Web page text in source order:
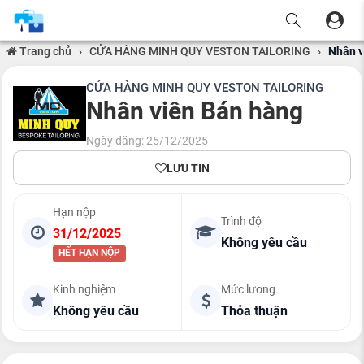
Trang chủ › CỬA HÀNG MINH QUY VESTON TAILORING › Nhân
CỬA HÀNG MINH QUY VESTON TAILORING
Nhân viên Bán hàng
Ngày đăng: 25/12/2025
LƯU TIN
Hạn nộp
31/12/2025
HẾT HẠN NỘP
Trình độ
Không yêu cầu
Kinh nghiệm
Không yêu cầu
Mức lương
Thỏa thuận